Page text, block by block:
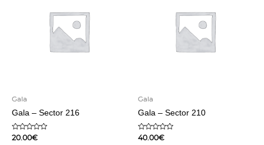
Gala
Gala – Sector 216
Valorado
20.00€
Gala
Gala – Sector 210
Valorado
40.00€